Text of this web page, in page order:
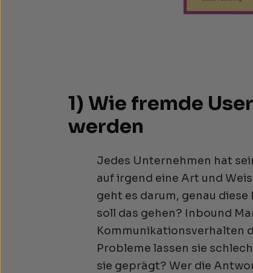
1) Wie fremde
werden
Jedes Unternehmen hat
auf irgend eine Art und
geht es darum, genau
soll das gehen? Inbound
Kommunikationsverhalten
Probleme lassen sie
sie geprägt? Wer die